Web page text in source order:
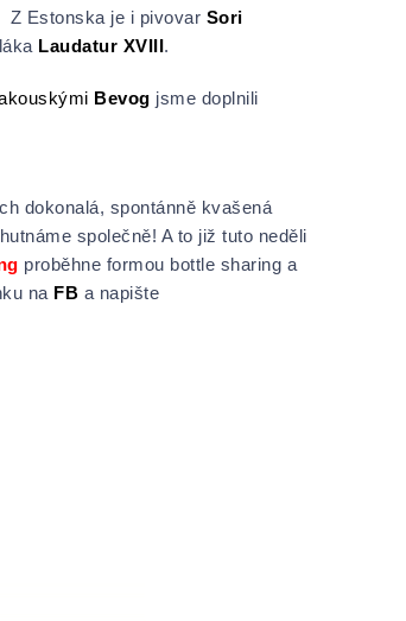
Z Estonska je i pivovar Sori
Laudatur XVIII.
Bevog jsme doplnili
dokonalá, spontánně kvašená
společně! A to již tuto neděli
proběhne formou bottle sharing a
na FB a napište